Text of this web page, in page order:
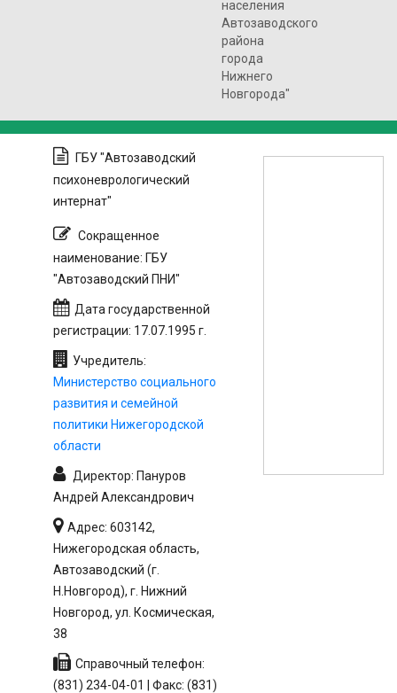
населения
Автозаводского
района
города
Нижнего
Новгорода"
ГБУ "Автозаводский
психоневрологический
интернат"
Сокращенное
наименование: ГБУ
"Автозаводский ПНИ"
Дата государственной
регистрации: 17.07.1995 г.
Учредитель:
Министерство социального
развития и семейной
политики Нижегородской
области
Директор: Пануров
Андрей Александрович
Адрес: 603142,
Нижегородская область,
Автозаводский (г.
Н.Новгород), г. Нижний
Новгород, ул. Космическая,
38
Справочный телефон:
(831) 234-04-01 | Факс: (831)